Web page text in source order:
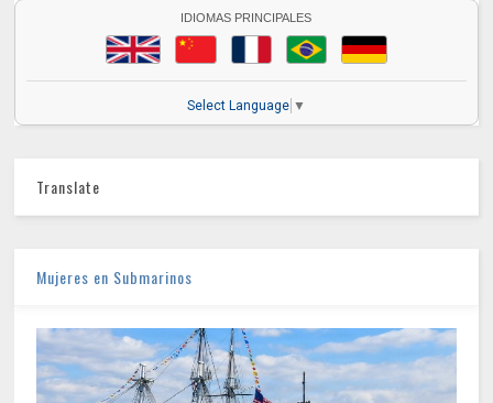
IDIOMAS PRINCIPALES
Select Language ▼
Translate
Mujeres en Submarinos